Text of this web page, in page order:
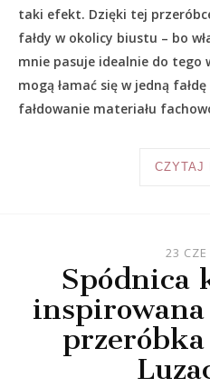
taki efekt. Dzięki tej
fałdy w okolicy biustu – bo
mnie pasuje idealnie do tego
mogą łamać się w jedną
fałdowanie materiału
CZYTAJ
23
Spódnica